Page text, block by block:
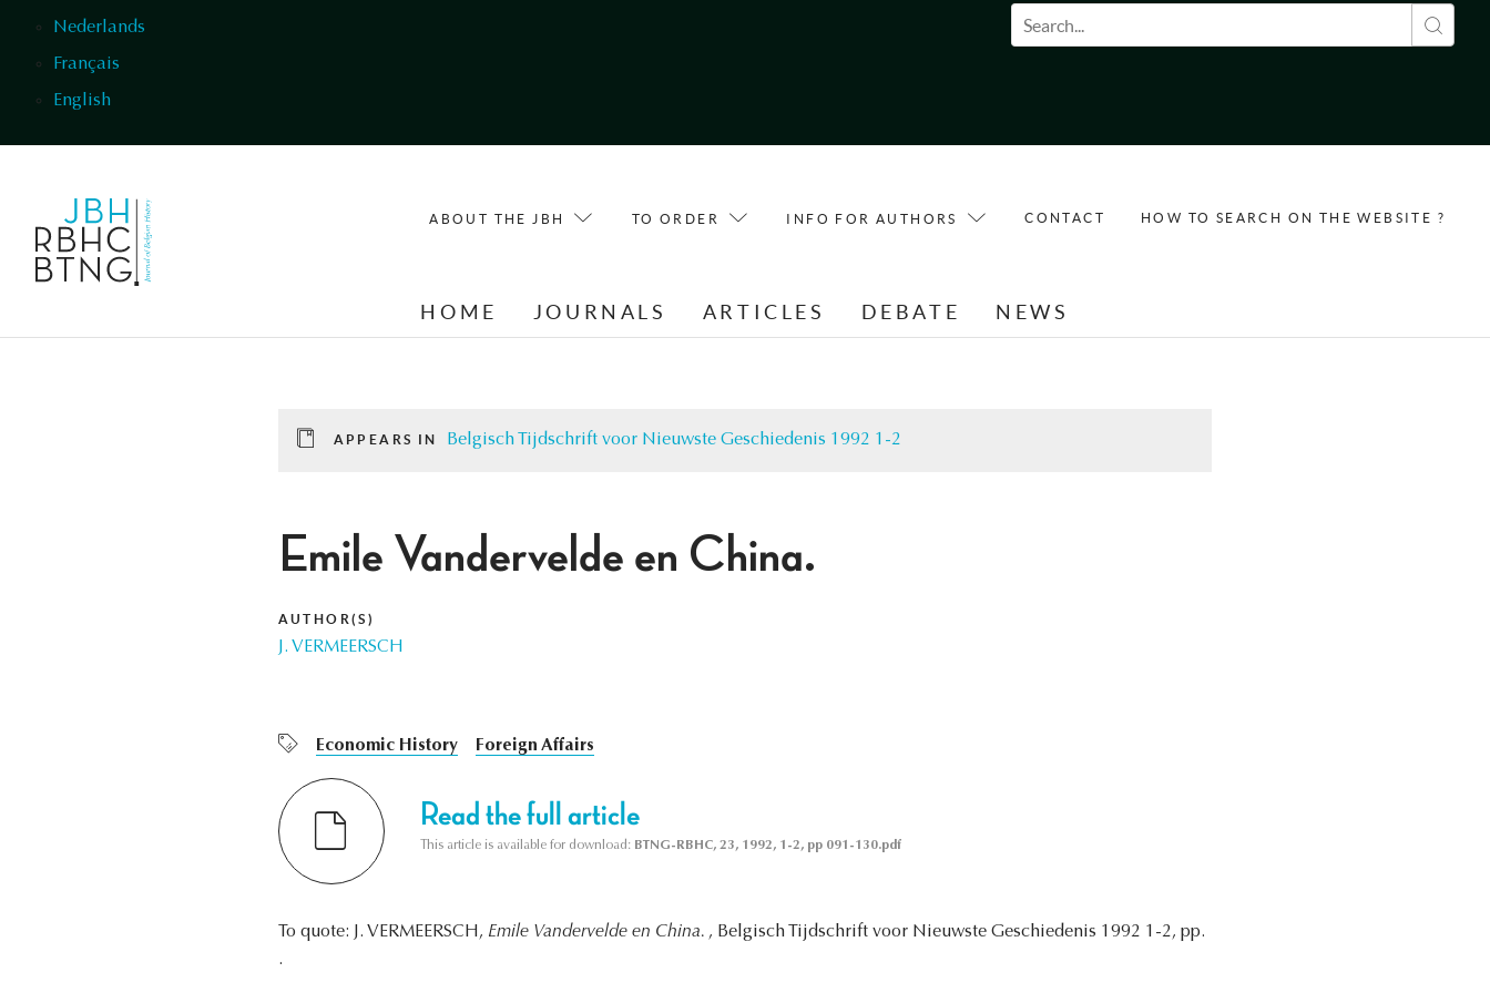
Nederlands
Français
English
Search form
ABOUT THE JBH TO ORDER INFO FOR AUTHORS CONTACT HOW TO SEARCH ON THE WEBSITE ?
HOME JOURNALS ARTICLES DEBATE NEWS
APPEARS IN Belgisch Tijdschrift voor Nieuwste Geschiedenis 1992 1-2
Emile Vandervelde en China.
AUTHOR(S)
J. VERMEERSCH
Economic History Foreign Affairs
Read the full article
This article is available for download: BTNG-RBHC, 23, 1992, 1-2, pp 091-130.pdf
To quote: J. VERMEERSCH, Emile Vandervelde en China. , Belgisch Tijdschrift voor Nieuwste Geschiedenis 1992 1-2, pp.
.